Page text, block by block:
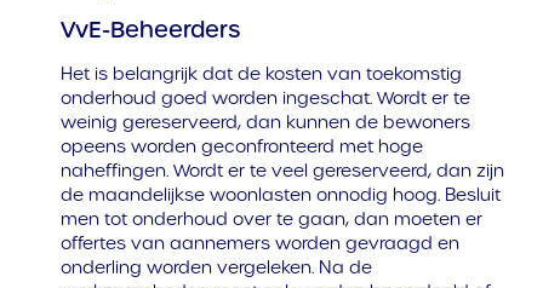
VvE-Beheerders
Het is belangrijk dat de kosten van toekomstig
onderhoud goed worden ingeschat. Wordt er te
weinig gereserveerd, dan kunnen de bewoners
opeens worden geconfronteerd met hoge
naheffingen. Wordt er te veel gereserveerd, dan zijn
de maandelijkse woonlasten onnodig hoog. Besluit
men tot onderhoud over te gaan, dan moeten er
offertes van aannemers worden gevraagd en
onderling worden vergeleken. Na de